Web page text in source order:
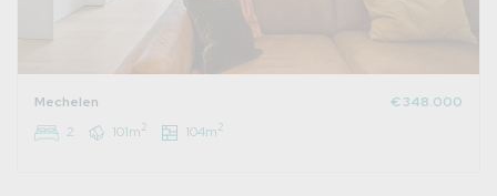
Mechelen
€ 348.000
2
101m2 104m2